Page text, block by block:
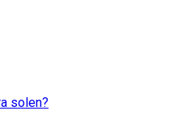
solen?